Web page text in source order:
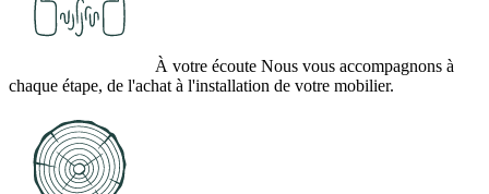
À votre écoute Nous vous accompagnons à
chaque étape, de l'achat à l'installation de votre mobilier.